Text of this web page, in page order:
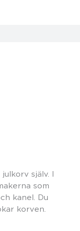
själv. I
som
kanel. Du
korven.